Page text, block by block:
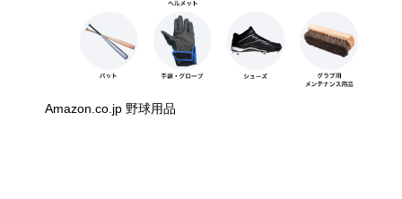
Amazon.co.jp 野球用品